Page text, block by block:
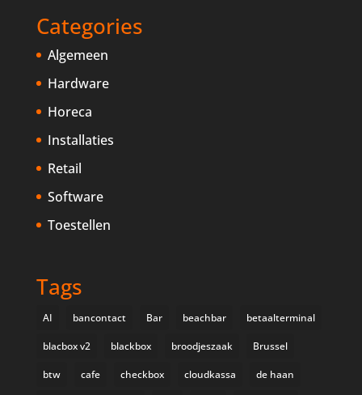
Categories
Algemeen
Hardware
Horeca
Installaties
Retail
Software
Toestellen
Tags
AI bancontact Bar beachbar betaalterminal
blacbox v2 blackbox broodjeszaak Brussel
btw cafe checkbox cloudkassa de haan